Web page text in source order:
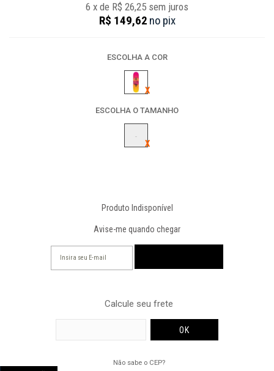
6 x de R$ 26,25 sem juros
R$ 149,62 no pix
ESCOLHA A COR
ESCOLHA O TAMANHO
-
Produto Indisponível
Avise-me quando chegar
Calcule seu frete
Não sabe o CEP?